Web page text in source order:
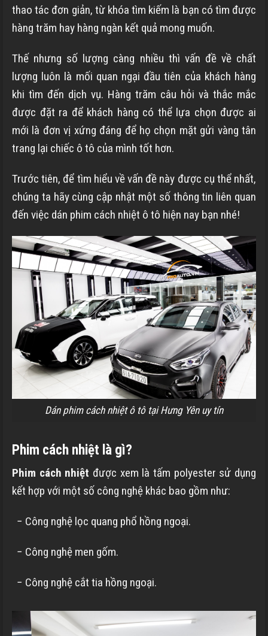
thao tác đơn giản, từ khóa tìm kiếm là bạn có tìm được
hàng trăm hay hàng ngàn kết quả mong muốn.
Thế nhưng số lượng càng nhiều thì vấn đề về chất
lượng luôn là mối quan ngại đầu tiên của khách hàng
khi tìm đến dịch vụ. Hàng trăm câu hỏi và thắc mắc
được đặt ra để khách hàng có thể lựa chọn được ai
mới là đơn vị xứng đáng để họ chọn mặt gửi vàng tân
trang lại chiếc ô tô của mình tốt hơn.
Trước tiên, để tìm hiểu về vấn đề này được cụ thể nhất,
chúng ta hãy cùng cập nhật một số thông tin liên quan
đến việc dán phim cách nhiệt ô tô hiện nay bạn nhé!
Dán phim cách nhiệt ô tô tại Hưng Yên uy tín
Phim cách nhiệt là gì?
Phim cách nhiệt được xem là tấm polyester sử dụng
kết hợp với một số công nghệ khác bao gồm như:
− Công nghệ lọc quang phổ hồng ngoại.
− Công nghệ men gốm.
− Công nghệ cắt tia hồng ngoại.